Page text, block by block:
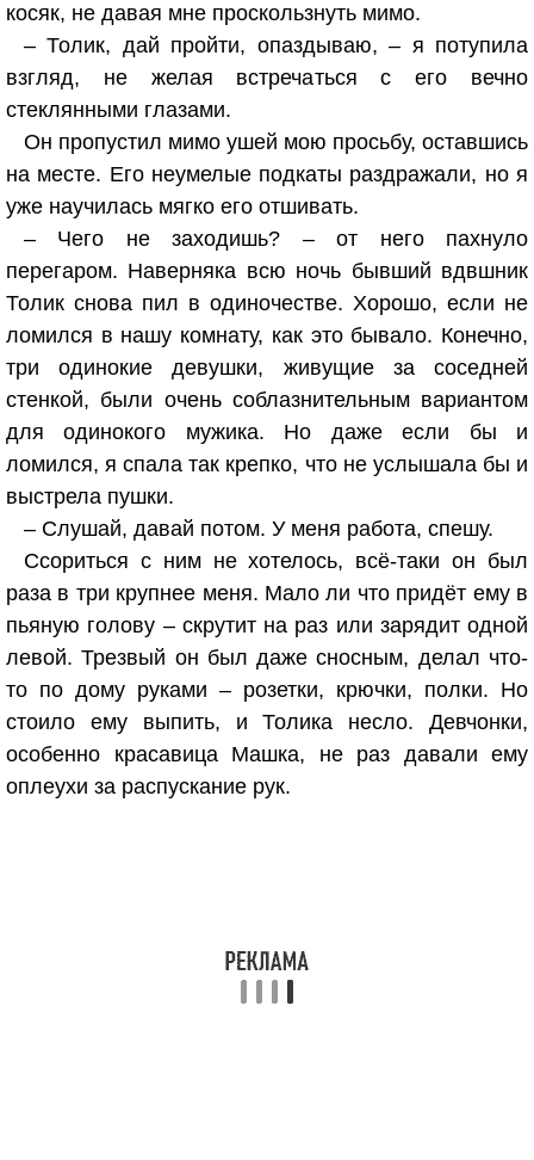
косяк, не давая мне проскользнуть мимо.
– Толик, дай пройти, опаздываю, – я потупила
взгляд, не желая встречаться с его вечно
стеклянными глазами.
Он пропустил мимо ушей мою просьбу, оставшись
на месте. Его неумелые подкаты раздражали, но я
уже научилась мягко его отшивать.
– Чего не заходишь? – от него пахнуло
перегаром. Наверняка всю ночь бывший вдвшник
Толик снова пил в одиночестве. Хорошо, если не
ломился в нашу комнату, как это бывало. Конечно,
три одинокие девушки, живущие за соседней
стенкой, были очень соблазнительным вариантом
для одинокого мужика. Но даже если бы и
ломился, я спала так крепко, что не услышала бы и
выстрела пушки.
– Слушай, давай потом. У меня работа, спешу.
Ссориться с ним не хотелось, всё-таки он был
раза в три крупнее меня. Мало ли что придёт ему в
пьяную голову – скрутит на раз или зарядит одной
левой. Трезвый он был даже сносным, делал что-
то по дому руками – розетки, крючки, полки. Но
стоило ему выпить, и Толика несло. Девчонки,
особенно красавица Машка, не раз давали ему
оплеухи за распускание рук.